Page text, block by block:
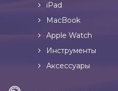
iPad
MacBook
Apple Watch
Инструменты
Аксессуары